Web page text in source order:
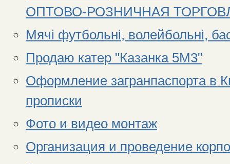
ОПТОВО-РОЗНИЧНАЯ
Мячі футбольні, волейбольні,
Продаю катер "Казанка 5М3"
Оформление загранпаспорта в
прописки
Фото и видео монтаж
Организация и проведение